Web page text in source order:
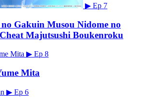
▶ Ep 7
Gakuin Musou Nidome no
Majutsushi Boukenroku
▶ Ep 8
Mita
▶ Ep 6